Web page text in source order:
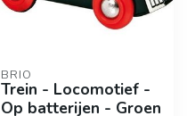
BRIO
Trein - Locomotief -
Op batterijen - Groen